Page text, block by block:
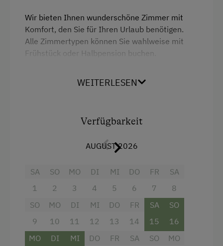
Kinderspielplatz
Spielzeug
Spielzimmer
Ausstattung der Wohneinheit
Brötchenservice
Kaffeemaschine
Mikrowelle
Verpflegung
Internationale Küche
Wir bieten Ihnen wunderschöne Zimmer mit
Komfort, den Sie für Ihren Urlaub benötigen.
Alle Zimmertypen können Sie wahlweise mit
Frühstück oder Halbpension buchen.
Doppelbett (Kingsize)
Ausziehcouch
WEITERLESEN
Verfügbarkeit
AUGUST 2026
SA
1
SO
2
MO
3
DI
4
MI
5
DO
6
FR
7
SA
8
SO
9
MO
10
DI
11
MI
12
DO
13
FR
14
SA
15
SO
16
MO
DI
MI
DO
FR
SA
SO
MO